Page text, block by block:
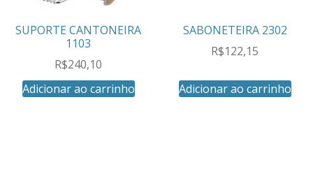
SUPORTE CANTONEIRA
1103
R$240,10
Adicionar ao carrinho
SABONETEIRA 2302
R$122,15
Adicionar ao carrinho